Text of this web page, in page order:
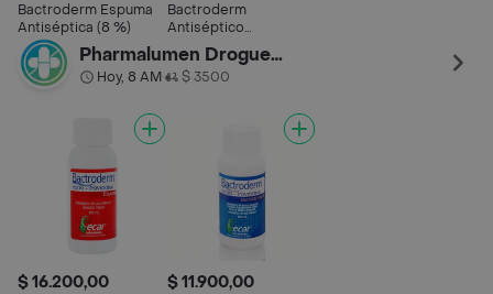
Bactroderm Espuma
Antiséptica (8 %)
Bactroderm
Antiséptico
Bucofaríngeo
Pharmalumen Drogueria Castellana
Hoy, 8 AM• $ 3500
$ 16.200,00 $ 11.900,00